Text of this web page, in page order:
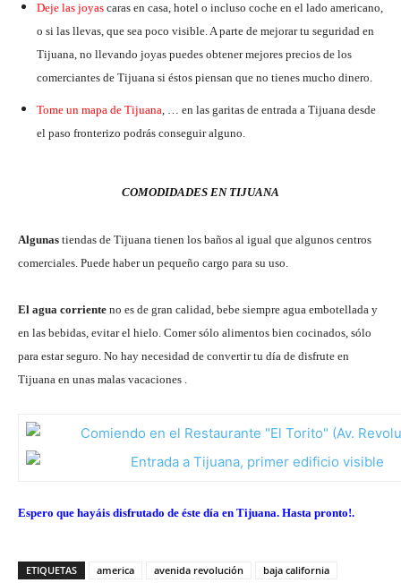
Deje las joyas caras en casa, hotel o incluso coche en el lado americano,
o si las llevas, que sea poco visible. A parte de mejorar tu seguridad en
Tijuana, no llevando joyas puedes obtener mejores precios de los
comerciantes de Tijuana si éstos piensan que no tienes mucho dinero.
Tome un mapa de Tijuana , … en las garitas de entrada a Tijuana desde
el paso fronterizo podrás conseguir alguno.
COMODIDADES EN TIJUANA
Algunas tiendas de Tijuana tienen los baños al igual que algunos centros
comerciales. Puede haber un pequeño cargo para su uso.
El agua corriente no es de gran calidad, bebe siempre agua embotellada y
en las bebidas, evitar el hielo. Comer sólo alimentos bien cocinados, sólo
para estar seguro. No hay necesidad de convertir tu día de disfrute en
Tijuana en unas malas vacaciones .
Espero que hayáis disfrutado de éste día en Tijuana. Hasta pronto!.
ETIQUETAS america avenida revolución
baja california